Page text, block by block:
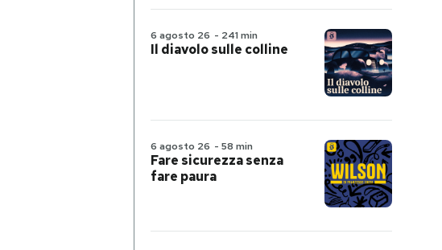
6 agosto 26 - 241 min
Il diavolo sulle colline
6 agosto 26 - 58 min
Fare sicurezza senza
fare paura